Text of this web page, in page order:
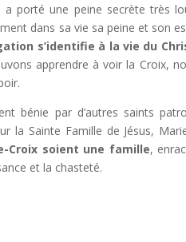
a porté une peine secrète très
dans sa vie sa peine et son
s’identifie à la vie du
apprendre à voir la Croix,
bénie par d’autres saints
la Sainte Famille de Jésus,
Croix soient une famille,
et la chasteté.